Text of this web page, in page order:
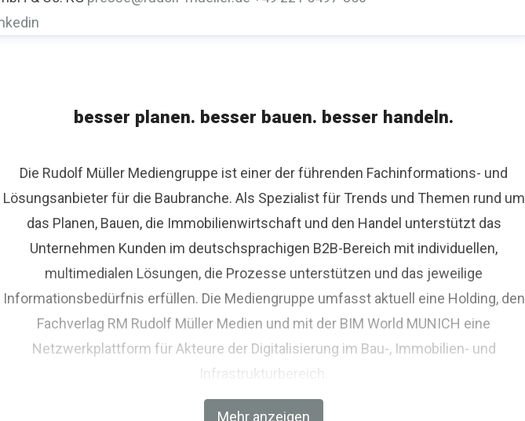
besser planen. besser bauen. besser handeln.
Mehr anzeigen
Die Rudolf Müller Mediengruppe ist einer der führenden Fachinformations- und
Lösungsanbieter für die Baubranche. Als Spezialist für Trends und Themen rund um
das Planen, Bauen, die Immobilienwirtschaft und den Handel unterstützt das
Unternehmen Kunden im deutschsprachigen B2B-Bereich mit individuellen,
multimedialen Lösungen, die Prozesse unterstützen und das jeweilige
Informationsbedürfnis erfüllen. Die Mediengruppe umfasst aktuell eine Holding, den
Fachverlag RM Rudolf Müller Medien und mit der BIM World MUNICH eine
Netzwerkplattform für Akteure der Digitalisierung im Bau-, Immobilien- und
Infrastrukturbereich.